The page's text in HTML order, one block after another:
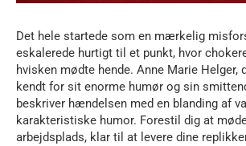
Det hele startede som en mærkelig
eskalerede hurtigt til et punkt, hvor
hvisken mødte hende. Anne Marie
kendt for sit enorme humør og sin
beskriver hændelsen med en blanding af
karakteristiske humor. Forestil dig at
arbejdsplads, klar til at levere dine